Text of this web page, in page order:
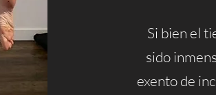
Si bien el
sido
exento de